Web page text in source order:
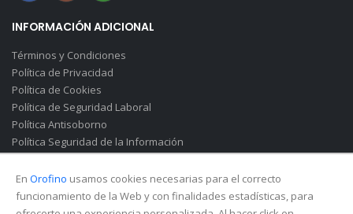
INFORMACIÓN ADICIONAL
Términos y Condiciones
Política de Privacidad
Política de Cookies
Política de Seguridad Laboral
Política Antisoborno
Política Seguridad de la Información
Canal de Denuncias(Soborno)
En Orofino usamos cookies necesarias para el correcto
funcionamiento de la Web y con finalidades estadísticas, para